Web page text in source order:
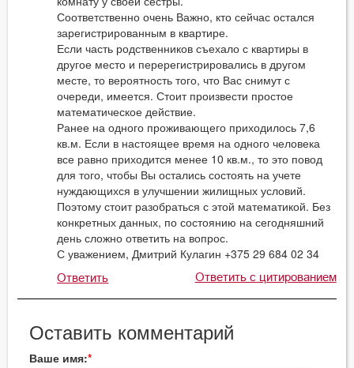
Соответственно очень Важно, кто сейчас остался
зарегистрированным в квартире.
Если часть родственников съехало с квартиры в
другое место и перерегистрировались в другом
месте, то вероятность того, что Вас снимут с
очереди, имеется. Стоит произвести простое
математическое действие.
Ранее на одного проживающего приходилось 7,6
кв.м. Если в настоящее время на одного человека
все равно приходится менее 10 кв.м., то это повод
для того, чтобы Вы остались состоять на учете
нуждающихся в улучшении жилищных условий.
Поэтому стоит разобраться с этой математикой. Без
конкретных данных, по состоянию на сегодняшний
день сложно ответить на вопрос.
С уважением, Дмитрий Кулагин +375 29 684 02 34
Ответить Ответить с цитированием
Оставить комментарий
Ваше имя: